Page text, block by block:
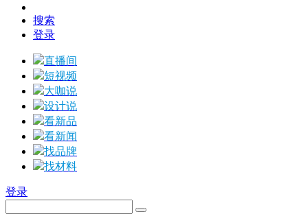
搜索
登录
直播间
短视频
大咖说
设计说
看新品
看新闻
找品牌
找材料
登录